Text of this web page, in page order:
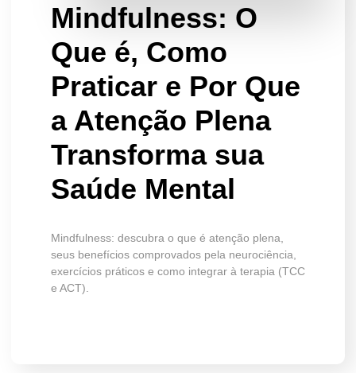
Mindfulness: O
Que é, Como
Praticar e Por Que
a Atenção Plena
Transforma sua
Saúde Mental
Mindfulness: descubra o que é atenção plena,
seus benefícios comprovados pela neurociência,
exercícios práticos e como integrar à terapia (TCC
e ACT).